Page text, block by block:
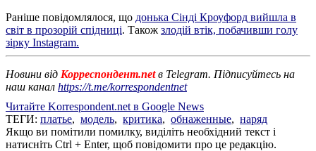
Раніше повідомлялося, що донька Сінді Кроуфорд вийшла в
світ в прозорій спідниці. Також злодій втік, побачивши голу
зірку Instagram.
Новини від Корреспондент.netв Telegram. Підписуйтесь на
наш канал https://t.me/korrespondentnet
Читайте Korrespondent.net в Google News
ТЕГИ: платье, модель, критика, обнаженные, наряд
Якщо ви помітили помилку, виділіть необхідний текст і
натисніть Ctrl + Enter, щоб повідомити про це редакцію.